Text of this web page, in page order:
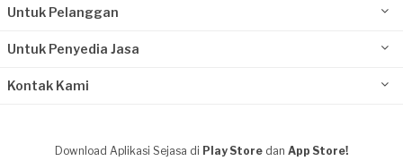
Untuk Pelanggan
Untuk Penyedia Jasa
Kontak Kami
Download Aplikasi Sejasa di Play Store dan App Store!